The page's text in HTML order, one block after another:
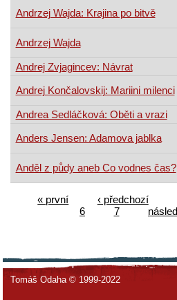
Andrzej Wajda: Krajina po bitvě
Andrzej Wajda
Andrej Zvjagincev: Návrat
Andrej Končalovskij: Mariini milenci
Andrea Sedláčková: Oběti a vrazi
Anders Jensen: Adamova jablka
Anděl z půdy aneb Co vodnes čas?
« první ‹ předchozí
6
7
Tomáš Odaha © 1999-2022